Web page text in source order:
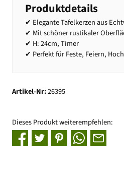
Produktdetails
✔ Elegante Tafelkerzen aus
✔ Mit schöner rustikaler
✔ H: 24cm, Timer
✔ Perfekt für Feste, Feiern,
Artikel-Nr:26395
Dieses Produkt weiterempfehlen: